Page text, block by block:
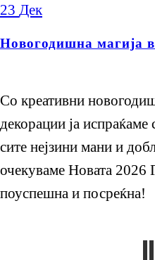
23 Дек
Новогодишна
Со креативни
декорации ја испраќаме
сите нејзини мани и
очекуваме Новата 2026
поуспешна и посреќна!